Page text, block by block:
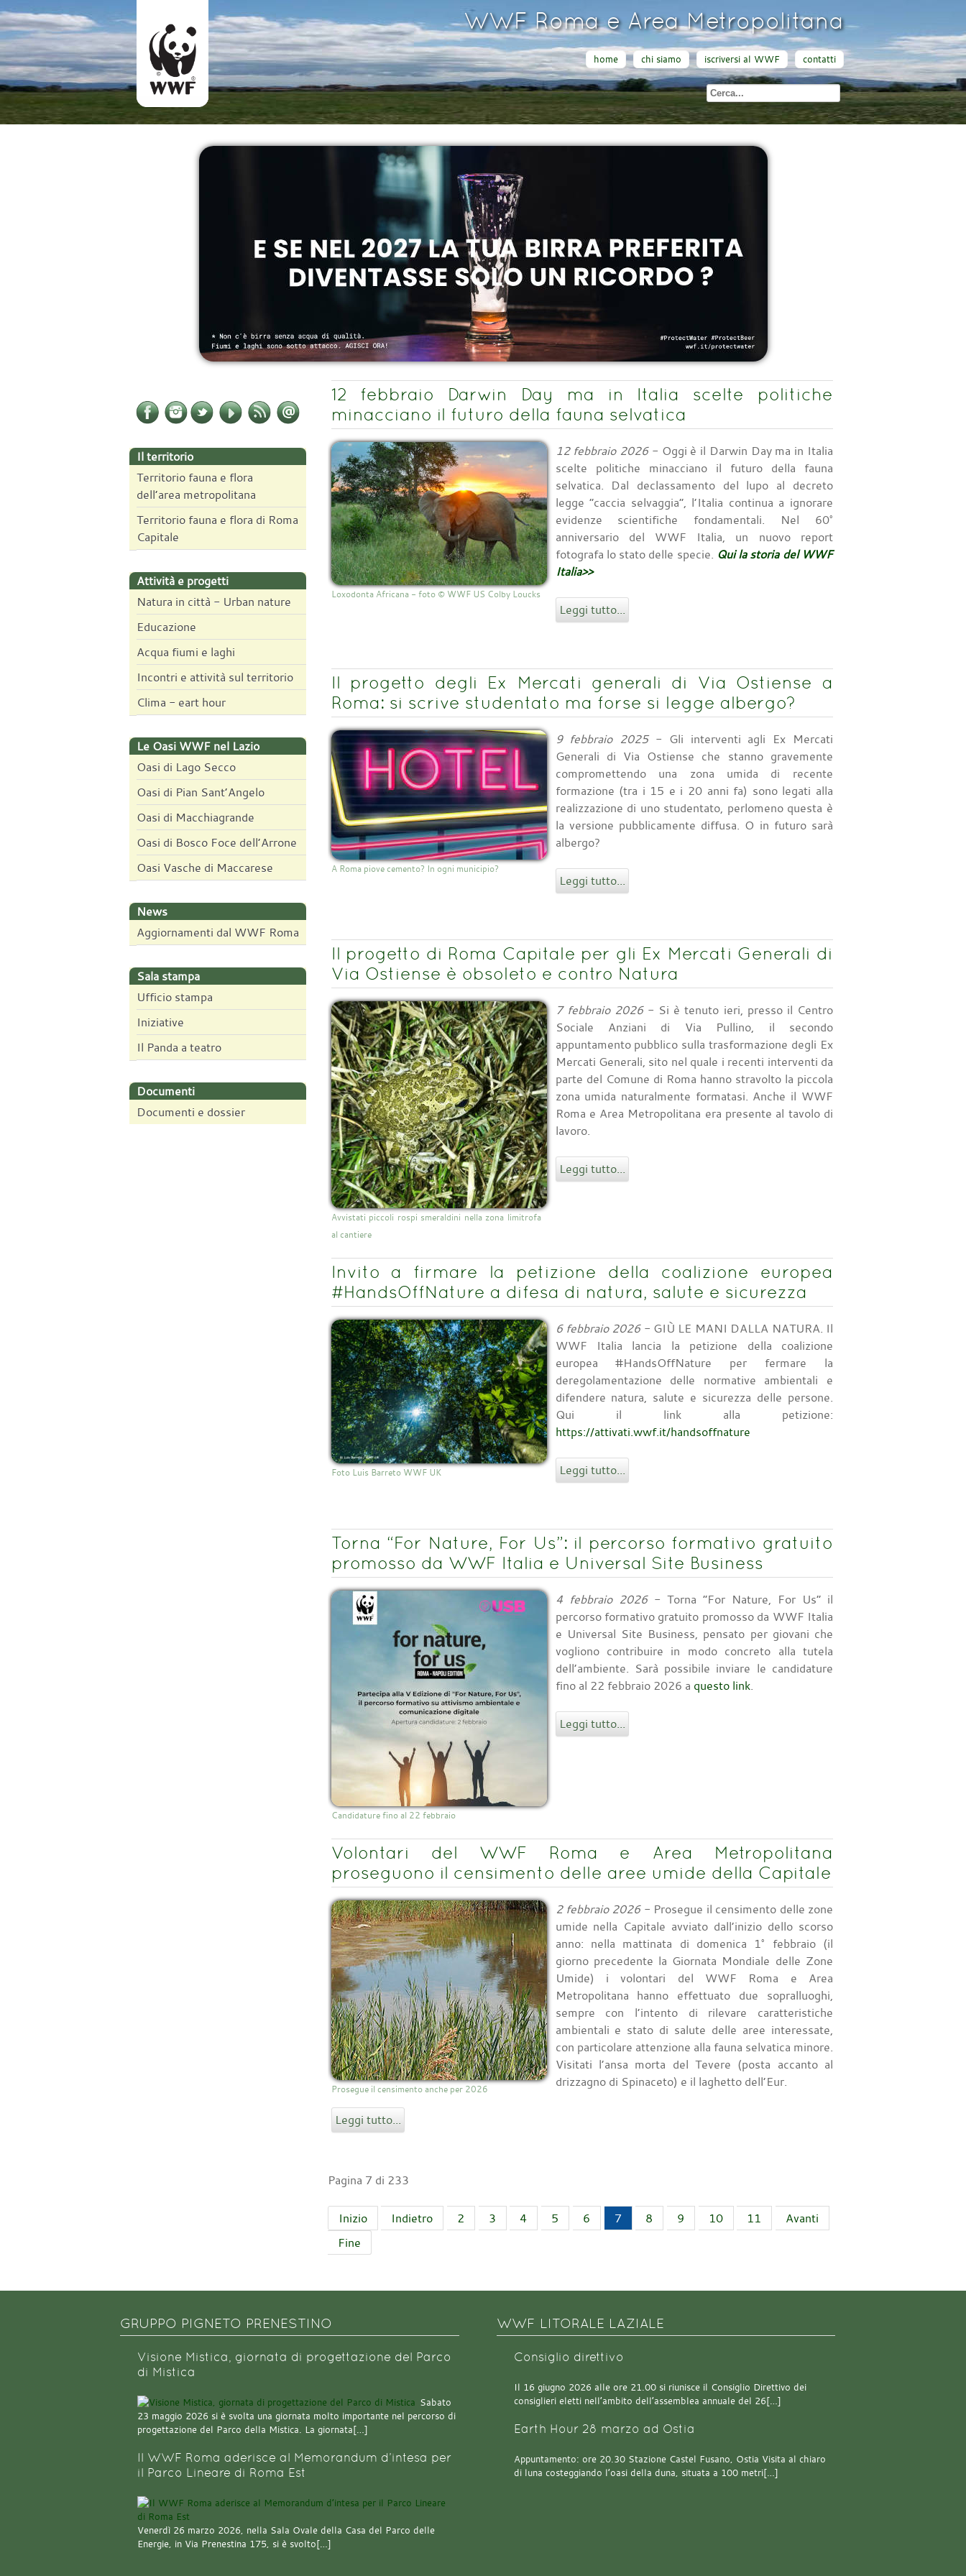
WWF Roma e Area Metropolitana
home chi siamo iscriversi al WWF contatti
Il territorio
Territorio fauna e flora
dell’area metropolitana
Territorio fauna e flora di Roma
Capitale
Attività e progetti
Natura in città - Urban nature
Educazione
Acqua fiumi e laghi
Incontri e attività sul territorio
Clima - eart hour
Le Oasi WWF nel Lazio
Oasi di Lago Secco
Oasi di Pian Sant’Angelo
Oasi di Macchiagrande
Oasi di Bosco Foce dell’Arrone
Oasi Vasche di Maccarese
News
Aggiornamenti dal WWF Roma
Sala stampa
Ufficio stampa
Iniziative
Il Panda a teatro
Documenti
Documenti e dossier
12 febbraio Darwin Day ma in Italia scelte politiche
minacciano il futuro della fauna selvatica
Loxodonta Africana - foto © WWF US Colby Loucks
12 febbraio 2026- Oggi è il Darwin Day ma in Italia
scelte politiche minacciano il futuro della fauna
selvatica. Dal declassamento del lupo al decreto
legge “caccia selvaggia”, l’Italia continua a ignorare
evidenze scientifiche fondamentali. Nel 60°
anniversario del WWF Italia, un nuovo report
fotografa lo stato delle specie. Qui la storia del WWF
Italia>>
Leggi tutto...
Il progetto degli Ex Mercati generali di Via Ostiense a
Roma: si scrive studentato ma forse si legge albergo?
A Roma piove cemento? In ogni municipio?
9 febbraio 2025- Gli interventi agli Ex Mercati
Generali di Via Ostiense che stanno gravemente
compromettendo una zona umida di recente
formazione (tra i 15 e i 20 anni fa) sono legati alla
realizzazione di uno studentato, perlomeno questa è
la versione pubblicamente diffusa. O in futuro sarà
albergo?
Leggi tutto...
Il progetto di Roma Capitale per gli Ex Mercati Generali di
Via Ostiense è obsoleto e contro Natura
Avvistati piccoli rospi smeraldini nella zona limitrofa
al cantiere
7 febbraio 2026- Si è tenuto ieri, presso il Centro
Sociale Anziani di Via Pullino, il secondo
appuntamento pubblico sulla trasformazione degli Ex
Mercati Generali, sito nel quale i recenti interventi da
parte del Comune di Roma hanno stravolto la piccola
zona umida naturalmente formatasi. Anche il WWF
Roma e Area Metropolitana era presente al tavolo di
lavoro.
Leggi tutto...
Invito a firmare la petizione della coalizione europea
#HandsOffNature a difesa di natura, salute e sicurezza
Foto Luis Barreto WWF UK
6 febbraio 2026- GIÙ LE MANI DALLA NATURA. Il
WWF Italia lancia la petizione della coalizione
europea #HandsOffNature per fermare la
deregolamentazione delle normative ambientali e
difendere natura, salute e sicurezza delle persone.
Qui il link alla petizione:
https://attivati.wwf.it/handsoffnature
Leggi tutto...
Torna “For Nature, For Us”: il percorso formativo gratuito
promosso da WWF Italia e Universal Site Business
Candidature fino al 22 febbraio
4 febbraio 2026- Torna “For Nature, For Us” il
percorso formativo gratuito promosso da WWF Italia
e Universal Site Business, pensato per giovani che
vogliono contribuire in modo concreto alla tutela
dell’ambiente. Sarà possibile inviare le candidature
fino al 22 febbraio 2026 a questo link.
Leggi tutto...
Volontari del WWF Roma e Area Metropolitana
proseguono il censimento delle aree umide della Capitale
Prosegue il censimento anche per 2026
2 febbraio 2026- Prosegue il censimento delle zone
umide nella Capitale avviato dall’inizio dello scorso
anno: nella mattinata di domenica 1° febbraio (il
giorno precedente la Giornata Mondiale delle Zone
Umide) i volontari del WWF Roma e Area
Metropolitana hanno effettuato due sopralluoghi,
sempre con l’intento di rilevare caratteristiche
ambientali e stato di salute delle aree interessate,
con particolare attenzione alla fauna selvatica minore.
Visitati l’ansa morta del Tevere (posta accanto al
drizzagno di Spinaceto) e il laghetto dell’Eur.
Leggi tutto...
Pagina 7 di 233
Inizio Indietro 2 3 4 5 6 7 8 9 10 11
Avanti
Fine
GRUPPO PIGNETO PRENESTINO
Visione Mistica, giornata di progettazione del Parco
di Mistica
Sabato
23 maggio 2026 si è svolta una giornata molto importante nel percorso di
progettazione del Parco della Mistica. La giornata[…]
Il WWF Roma aderisce al Memorandum d’intesa per
il Parco Lineare di Roma Est
Venerdì 26 marzo 2026, nella Sala Ovale della Casa del Parco delle
Energie, in Via Prenestina 175, si è svolto[…]
WWF LITORALE LAZIALE
Consiglio direttivo
Il 16 giugno 2026 alle ore 21.00 si riunisce il Consiglio Direttivo dei
consiglieri eletti nell’ambito dell’assemblea annuale del 26[…]
Earth Hour 28 marzo ad Ostia
Appuntamento: ore 20.30 Stazione Castel Fusano, Ostia Visita al chiaro
di luna costeggiando l’oasi della duna, situata a 100 metri[…]